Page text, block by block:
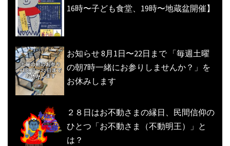
16時〜子ども食堂、19時〜地蔵盆開催】
お知らせ 8月1日〜22日まで 「毎週土曜
の朝7時一緒にお参りしませんか？」を
お休みします
２８日はお不動さまの縁日、民間信仰の
ひとつ「お不動さま（不動明王）」と
は？